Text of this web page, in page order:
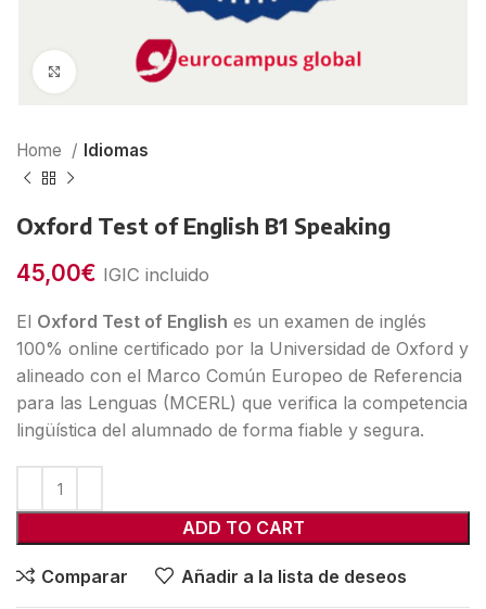
Clic para ampliar
Home Idiomas
Oxford Test of English B1 Speaking
45,00€ IGIC incluido
El Oxford Test of English es un examen de inglés
100% online certificado por la Universidad de Oxford y
alineado con el Marco Común Europeo de Referencia
para las Lenguas (MCERL) que verifica la competencia
lingüística del alumnado de forma fiable y segura.
ADD TO CART
Comparar Añadir a la lista de deseos